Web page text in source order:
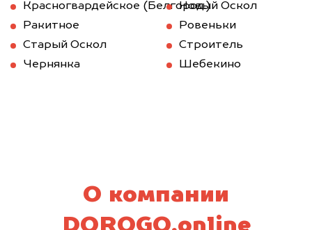
Красногвардейское (Белгород.)Новый Оскол
Ракитное
Ровеньки
Старый Оскол
Строитель
Чернянка
Шебекино
О компании